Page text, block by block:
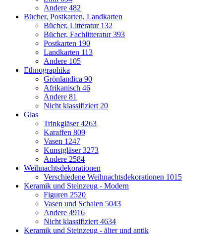
Andere 482
Bücher, Postkarten, Landkarten
Bücher, Litteratur 132
Bücher, Fachlitteratur393
Postkarten 190
Landkarten 113
Andere 105
Ethnographika
Grönlandica 90
Afrikanisch 46
Andere 81
Nicht klassifiziert 20
Glas
Trinkgläser4263
Karaffen 809
Vasen 1247
Kunstgläser3273
Andere 2584
Weihnachtsdekorationen
Verschiedene Weihnachtsdekorationen 1015
Keramik und Steinzeug - Modern
Figuren 2520
Vasen und Schalen 5043
Andere 4916
Nicht klassifiziert 4634
Keramik und Steinzeug - älter und antik